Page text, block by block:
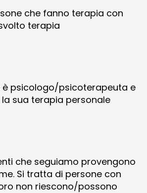
che fanno terapia con
terapia
è psicologo/psicoterapeuta e
sua terapia personale
che seguiamo provengono
Si tratta di persone con
non riescono/possono